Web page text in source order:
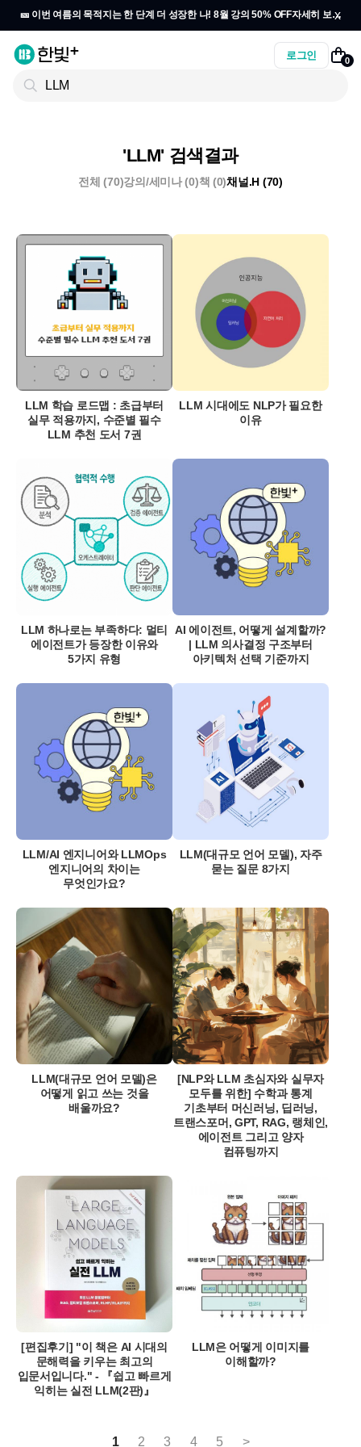
🎫 이번 여름의 목적지는 한 단계 더 성장한 나! 8월 강의 50% OFF자세히 보기
x
로그인 0
'LLM' 검색결과
전체 (70)강의/세미나 (0)책 (0)채널.H (70)
LLM 학습 로드맵 : 초급부터
실무 적용까지, 수준별 필수
LLM 추천 도서 7권
LLM 시대에도 NLP가 필요한
이유
LLM 하나로는 부족하다: 멀티
에이전트가 등장한 이유와
5가지 유형
AI 에이전트, 어떻게 설계할까?
| LLM 의사결정 구조부터
아키텍처 선택 기준까지
LLM/AI 엔지니어와 LLMOps
엔지니어의 차이는
무엇인가요?
LLM(대규모 언어 모델), 자주
묻는 질문 8가지
LLM(대규모 언어 모델)은
어떻게 읽고 쓰는 것을
배울까요?
[NLP와 LLM 초심자와 실무자
모두를 위한] 수학과 통계
기초부터 머신러닝, 딥러닝,
트랜스포머, GPT, RAG, 랭체인,
에이전트 그리고 양자
컴퓨팅까지
[편집후기] "이 책은 AI 시대의
문해력을 키우는 최고의
입문서입니다." - 『쉽고 빠르게
익히는 실전 LLM(2판)』
LLM은 어떻게 이미지를
이해할까?
1 2 3 4 5 >